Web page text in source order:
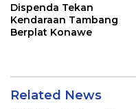
Dispenda Tekan
Kendaraan Tambang
Berplat Konawe
Related News